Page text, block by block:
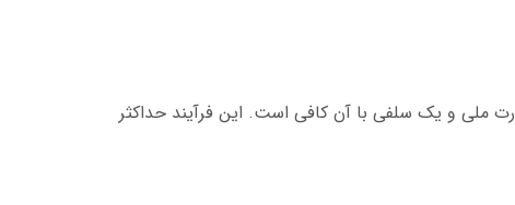
از کارت ملی و یک سلفی با آن کافی است. این فرآیند حداکثر